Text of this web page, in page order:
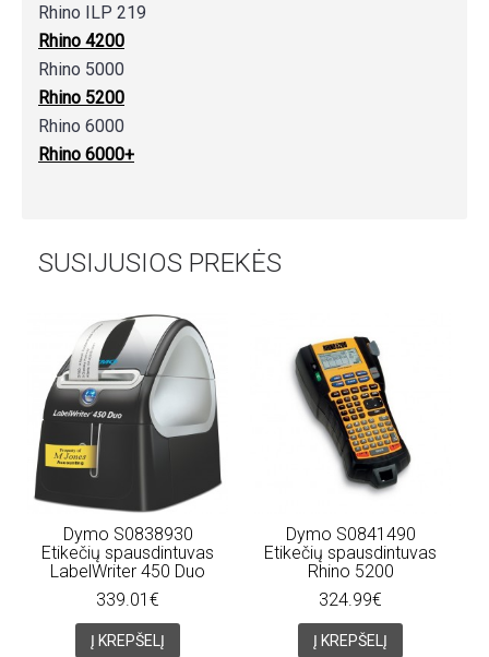
Rhino ILP 219
Rhino 4200
Rhino 5000
Rhino 5200
Rhino 6000
Rhino 6000+
SUSIJUSIOS PREKĖS
Dymo S0838930
Etikečių spausdintuvas
LabelWriter 450 Duo
339.01€
Į KREPŠELĮ
Dymo S0841490
Etikečių spausdintuvas
Rhino 5200
324.99€
Į KREPŠELĮ